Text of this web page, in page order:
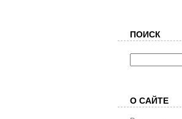
ПОИСК
О САЙТЕ